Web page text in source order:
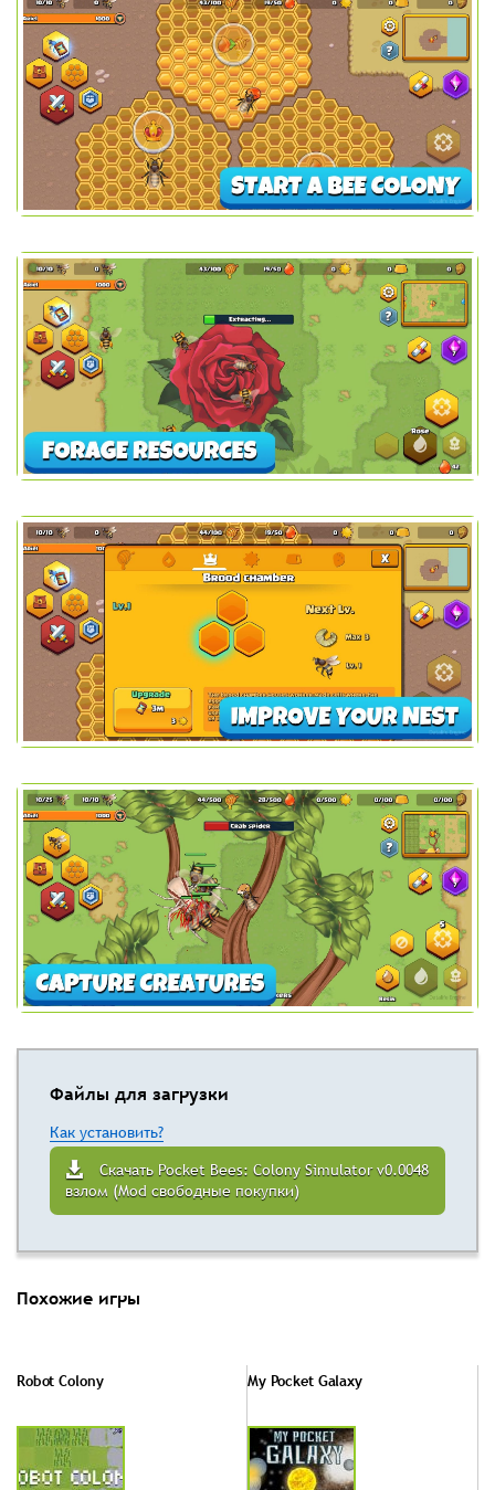
Файлы для загрузки
Как установить?
Скачать Pocket Bees: Colony Simulator v0.0048
взлом (Mod свободные покупки)
Похожие игры
Robot Colony My Pocket Galaxy